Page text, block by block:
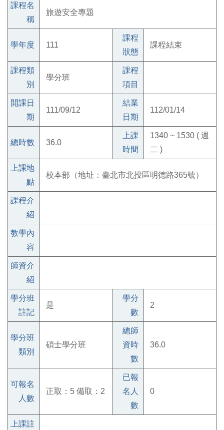
課程名
稱
旅遊安全專題
學年度 111
課程
狀態
課程結束
課程類
別
學分班
課程
項目
開課日
期
111/09/12
結業
日期
112/01/14
總時數 36.0
上課
時間
1340 ~ 1530 ( 週
二 )
上課地
點
校本部（地址：臺北市北投區明德路365號）
課程介
紹
教學內
容
師資介
紹
學分班
註記
是
學分
數
2
學分班
類別
碩士學分班
總師
資時
數
36.0
可報名
人數
正取：5 備取：2
已報
名人
數
0
上課註